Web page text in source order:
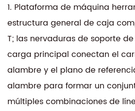
producción de gran volumen
personalizados y detallados.
usar de la máquina simplifica
mientras que su software
eficiencia del corte y reduce el
producción.
Construido pensando en la
1. Plataforma de máquina
estructura general de caja
T; las nervaduras de soporte
carga principal conectan el
alambre y el plano de
alambre para formar un
múltiples combinaciones de